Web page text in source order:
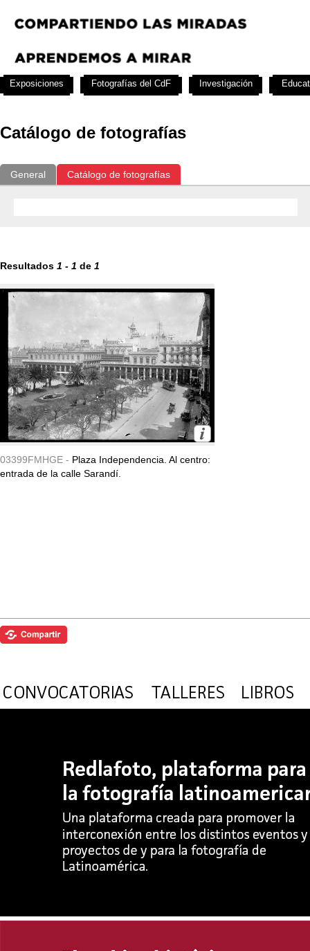
Catálogo de fotografías
General Catálogo de fotografías
Resultados 1 - 1 de 1
03399FMHGE - Plaza Independencia. Al centro:
entrada de la calle Sarandí.
Exposiciones Fotografías del CdF Investigación